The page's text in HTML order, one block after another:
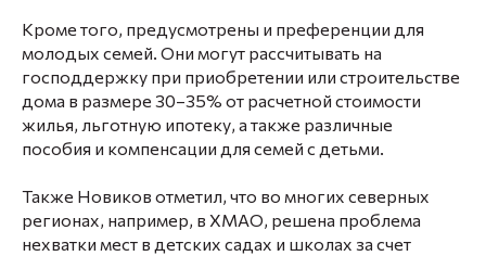
Кроме того, предусмотрены и преференции для
молодых семей. Они могут рассчитывать на
господдержку при приобретении или строительстве
дома в размере 30–35% от расчетной стоимости
жилья, льготную ипотеку, а также различные
пособия и компенсации для семей с детьми.
Также Новиков отметил, что во многих северных
регионах, например, в ХМАО, решена проблема
нехватки мест в детских садах и школах за счет